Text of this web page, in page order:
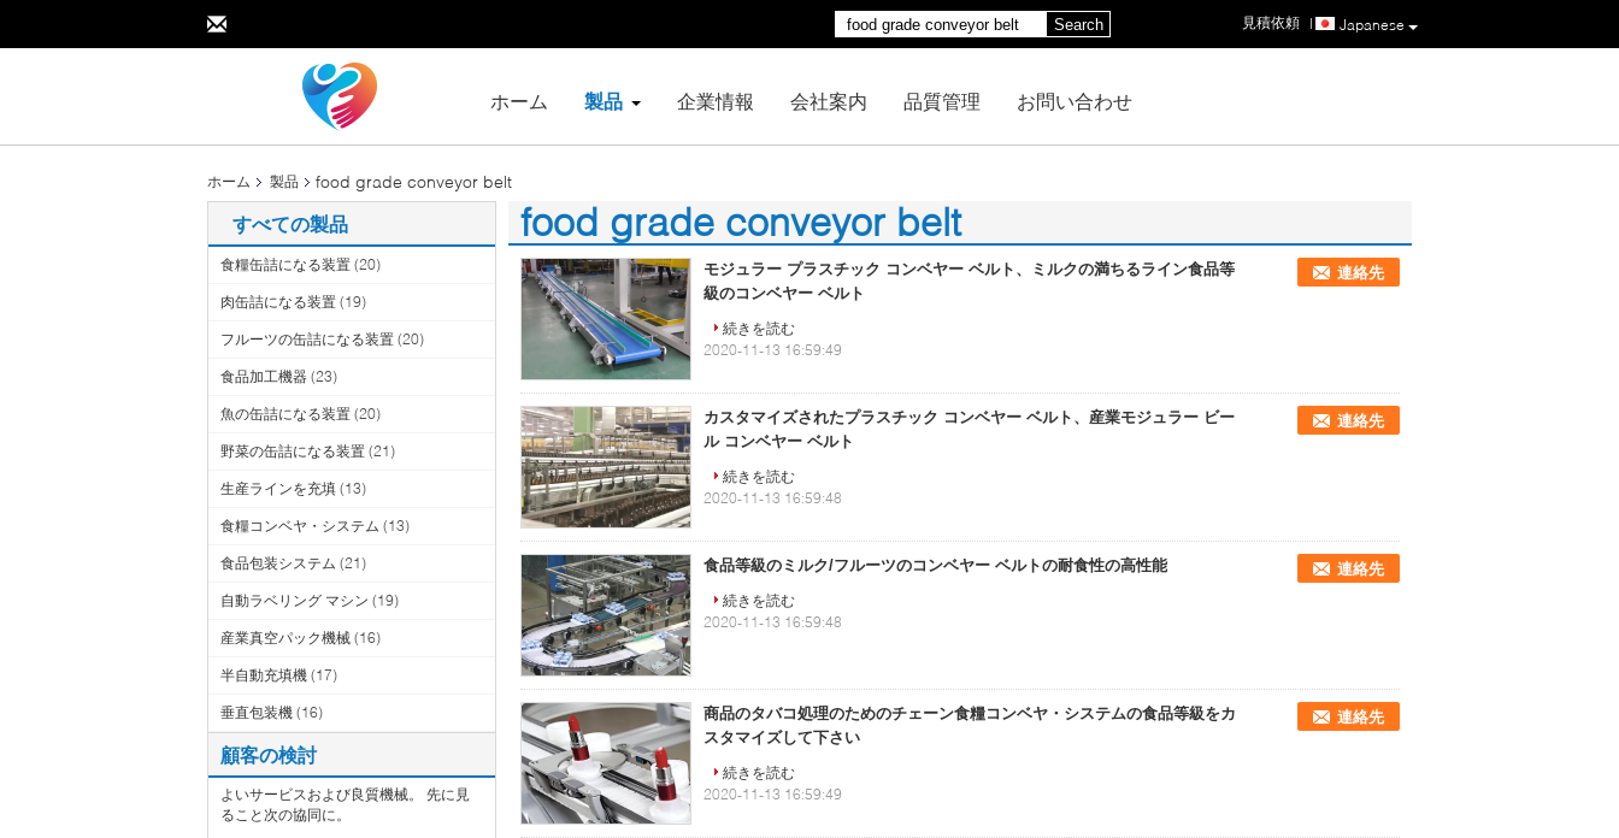
Japanese
見積依頼 |
Search
ホーム 製品 企業情報 会社案内 品質管理 お問い合わせ
ホーム 製品 food grade conveyor belt
すべての製品
食糧缶詰になる装置 (20)
肉缶詰になる装置 (19)
フルーツの缶詰になる装置 (20)
食品加工機器 (23)
魚の缶詰になる装置 (20)
野菜の缶詰になる装置 (21)
生産ラインを充填 (13)
食糧コンベヤ・システム (13)
食品包装システム (21)
自動ラベリング マシン (19)
産業真空パック機械 (16)
半自動充填機 (17)
垂直包装機 (16)
顧客の検討
よいサービスおよび良質機械。 先に見
ること次の協同に。
food grade conveyor belt
(28)
モジュラー プラスチック コンベヤー ベルト、ミルクの満ちるライン食品等
級のコンベヤー ベルト
連絡先
続きを読む
2020-11-13 16:59:49
カスタマイズされたプラスチック コンベヤー ベルト、産業モジュラー ビー
ル コンベヤー ベルト
連絡先
続きを読む
2020-11-13 16:59:48
食品等級のミルク/フルーツのコンベヤー ベルトの耐食性の高性能
連絡先
続きを読む
2020-11-13 16:59:48
商品のタバコ処理のためのチェーン食糧コンベヤ・システムの食品等級をカ
スタマイズして下さい
連絡先
続きを読む
2020-11-13 16:59:49